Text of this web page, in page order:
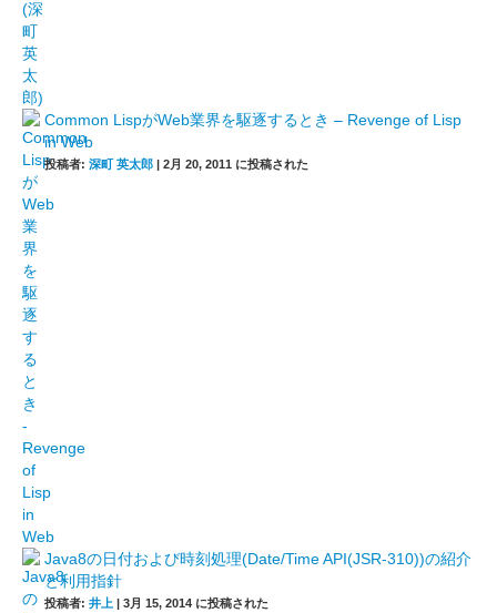
Common LispがWeb業界を駆逐するとき – Revenge of Lisp
in Web
投稿者: 深町 英太郎 | 2月 20, 2011 に投稿された
Java8の日付および時刻処理(Date/Time API(JSR-310))の紹介
と利用指針
投稿者: 井上 | 3月 15, 2014 に投稿された